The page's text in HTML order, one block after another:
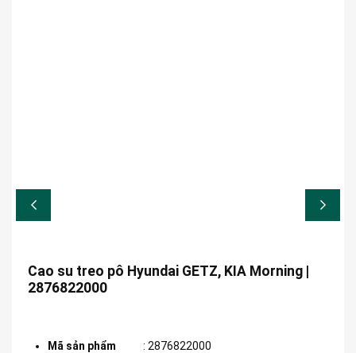
Cao su treo pô Hyundai GETZ, KIA Morning |
2876822000
Mã sản phẩm : 2876822000